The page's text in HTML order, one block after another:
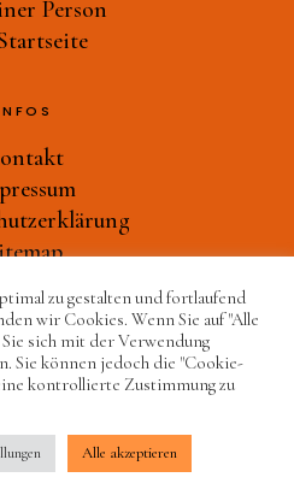
Werkstatt
bin ich
Person
Person
Design
– Maja Burggaller
zu gestalten und fortlaufend
wir Cookies. Wenn Sie auf "Alle
sich mit der Verwendung
Sie können jedoch die "Cookie-
kontrollierte Zustimmung zu
Alle akzeptieren